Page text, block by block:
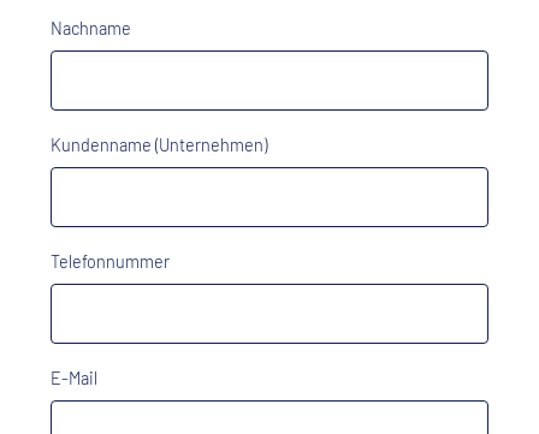
Nachname
Kundenname (Unternehmen)
Telefonnummer
E-Mail